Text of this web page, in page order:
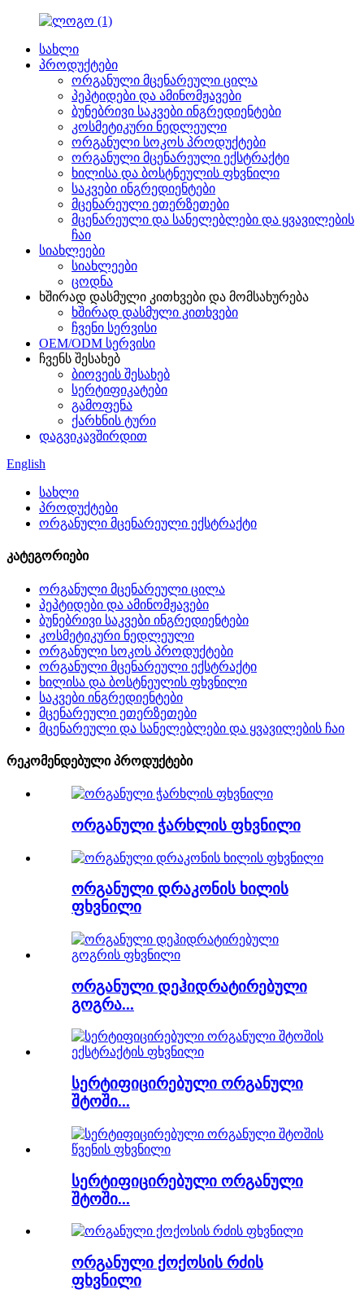
სახლი
პროდუქტები
ორგანული მცენარეული ცილა
პეპტიდები და ამინომჟავები
ბუნებრივი საკვები ინგრედიენტები
კოსმეტიკური ნედლეული
ორგანული სოკოს პროდუქტები
ორგანული მცენარეული ექსტრაქტი
ხილისა და ბოსტნეულის ფხვნილი
საკვები ინგრედიენტები
მცენარეული ეთერზეთები
მცენარეული და სანელებლები და ყვავილების
ჩაი
სიახლეები
სიახლეები
ცოდნა
ხშირად დასმული კითხვები და მომსახურება
ხშირად დასმული კითხვები
ჩვენი სერვისი
OEM/ODM სერვისი
ჩვენს შესახებ
ბიოვეის შესახებ
სერტიფიკატები
გამოფენა
ქარხნის ტური
დაგვიკავშირდით
English
სახლი
პროდუქტები
ორგანული მცენარეული ექსტრაქტი
კატეგორიები
ორგანული მცენარეული ცილა
პეპტიდები და ამინომჟავები
ბუნებრივი საკვები ინგრედიენტები
კოსმეტიკური ნედლეული
ორგანული სოკოს პროდუქტები
ორგანული მცენარეული ექსტრაქტი
ხილისა და ბოსტნეულის ფხვნილი
საკვები ინგრედიენტები
მცენარეული ეთერზეთები
მცენარეული და სანელებლები და ყვავილების ჩაი
რეკომენდებული პროდუქტები
ორგანული ჭარხლის ფხვნილი
ორგანული დრაკონის ხილის
ფხვნილი
ორგანული დეჰიდრატირებული
გოგრა...
სერტიფიცირებული ორგანული
შტოში...
სერტიფიცირებული ორგანული
შტოში...
ორგანული ქოქოსის რძის
ფხვნილი